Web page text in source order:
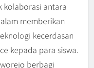
kolaborasi antara
memberikan
kecerdasan
kepada para siswa.
berbagi